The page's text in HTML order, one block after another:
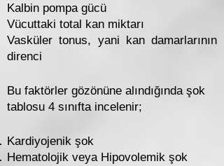
Kalbin pompa gücü
Vücuttaki total kan miktarı
Vasküler tonus, yani kan damarlarının
direnci
Bu faktörler gözönüne alındığında şok
tablosu 4 sınıfta incelenir;
Kardiyojenik şok
Hematolojik veya Hipovolemik şok